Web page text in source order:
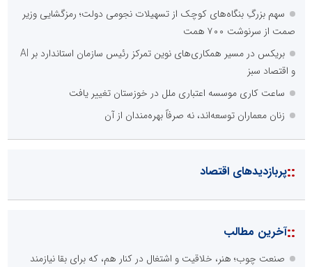
سهم بزرگِ بنگاه‌های کوچک از تسهیلات نجومی دولت؛ رمزگشایی وزیر
صمت از سرنوشت ۷۰۰ همت
بریکس در مسیر همکاری‌های نوین تمرکز رئیس سازمان استاندارد بر AI
و اقتصاد سبز
ساعت کاری موسسه اعتباری ملل در خوزستان تغییر یافت
زنان معماران توسعه‌اند، نه صرفاً بهره‌مندان از آن
::پربازدیدهای اقتصاد
::آخرین مطالب
صنعت چوب؛ هنر، خلاقیت و اشتغال در کنار هم، که برای بقا نیازمند